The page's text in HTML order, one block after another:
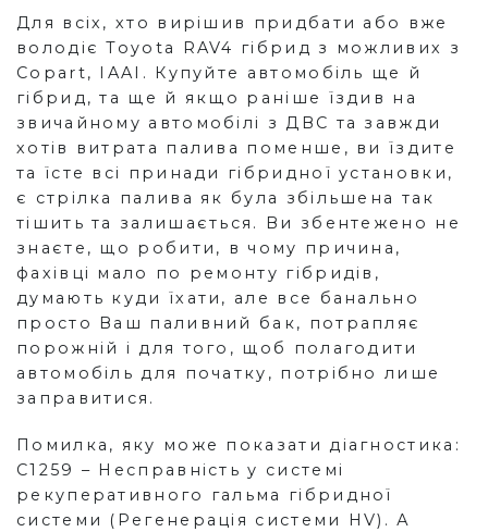
Для всіх, хто вирішив придбати або вже
володіє Toyota RAV4 гібрид з можливих з
Copart, IAAI. Купуйте автомобіль ще й
гібрид, та ще й якщо раніше їздив на
звичайному автомобілі з ДВС та завжди
хотів витрата палива поменше, ви їздите
та їсте всі принади гібридної установки,
є стрілка палива як була збільшена так
тішить та залишається. Ви збентежено не
знаєте, що робити, в чому причина,
фахівці мало по ремонту гібридів,
думають куди їхати, але все банально
просто Ваш паливний бак, потрапляє
порожній і для того, щоб полагодити
автомобіль для початку, потрібно лише
заправитися.
Помилка, яку може показати діагностика:
C1259 – Несправність у системі
рекуперативного гальма гібридної
системи (Регенерація системи HV). А